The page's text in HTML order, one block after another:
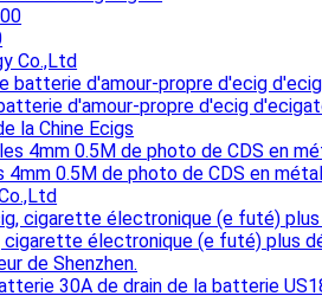
Co.,Ltd
d'amour-propre d'ecig
la Chine Ecigs
0.5M de photo de CDS en
électronique (e futé) plus
de Shenzhen.